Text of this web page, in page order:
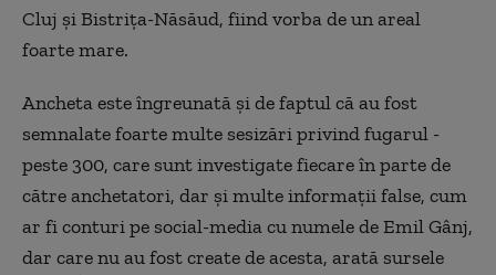
Cluj şi Bistriţa-Năsăud, fiind vorba de un areal
foarte mare.
Ancheta este îngreunată şi de faptul că au fost
semnalate foarte multe sesizări privind fugarul -
peste 300, care sunt investigate fiecare în parte de
către anchetatori, dar şi multe informaţii false, cum
ar fi conturi pe social-media cu numele de Emil Gânj,
dar care nu au fost create de acesta, arată sursele